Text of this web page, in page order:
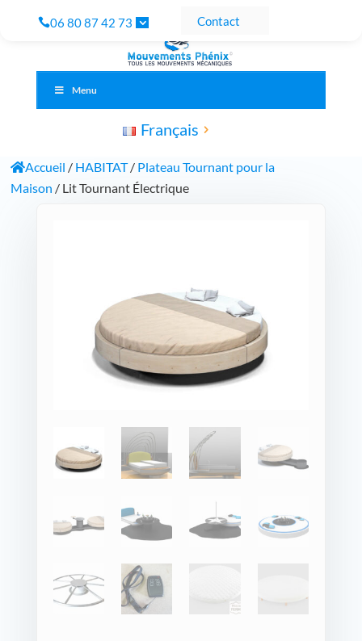
06 80 87 42 73 Contact
Menu
Français
Accueil / HABITAT/ Plateau Tournant pour la
Maison / Lit Tournant Électrique